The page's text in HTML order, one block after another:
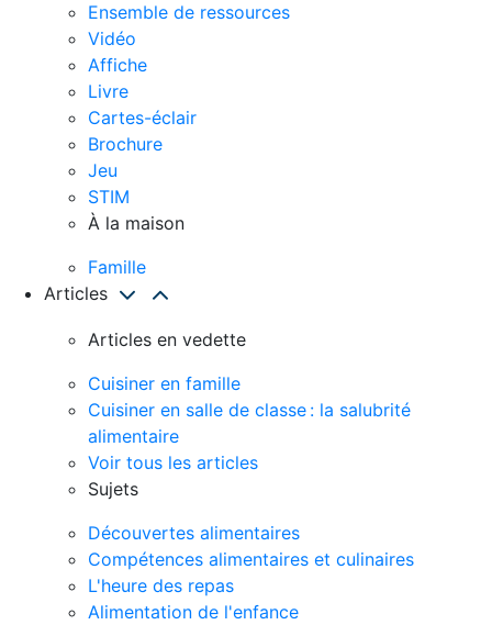
Ensemble de ressources
Vidéo
Affiche
Livre
Cartes-éclair
Brochure
Jeu
STIM
À la maison
Famille
Articles
Articles en vedette
Cuisiner en famille
Cuisiner en salle de classe : la salubrité
alimentaire
Voir tous les articles
Sujets
Découvertes alimentaires
Compétences alimentaires et culinaires
L'heure des repas
Alimentation de l'enfance